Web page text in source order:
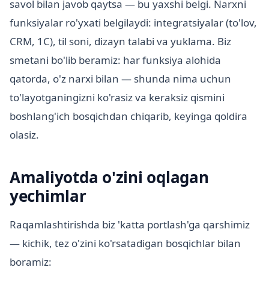
savol bilan javob qaytsa — bu yaxshi belgi. Narxni
funksiyalar ro'yxati belgilaydi: integratsiyalar (to'lov,
CRM, 1C), til soni, dizayn talabi va yuklama. Biz
smetani bo'lib beramiz: har funksiya alohida
qatorda, o'z narxi bilan — shunda nima uchun
to'layotganingizni ko'rasiz va keraksiz qismini
boshlang'ich bosqichdan chiqarib, keyinga qoldira
olasiz.
Amaliyotda o'zini oqlagan
yechimlar
Raqamlashtirishda biz 'katta portlash'ga qarshimiz
— kichik, tez o'zini ko'rsatadigan bosqichlar bilan
boramiz: